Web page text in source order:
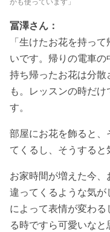
冨澤さん：
「生けたお花を持っ
いです。帰りの電車
持ち帰ったお花は分散
も。レッスンの時だ
す。
部屋にお花を飾ると、
てくるし、そうすると
お家時間が増えた今
違ってくるような気が
によって表情が変わ
る時ですら可愛いなと